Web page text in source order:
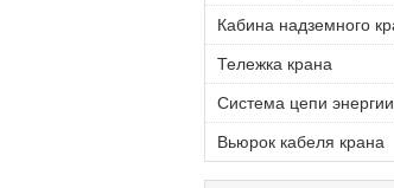
Кабина надземного
Тележка крана
Система цепи энергии
Вьюрок кабеля крана